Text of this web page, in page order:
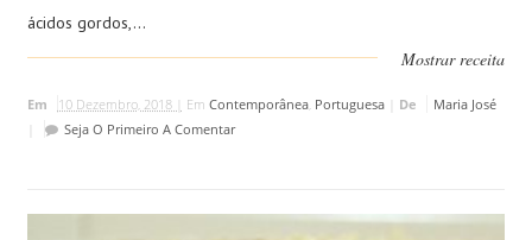
ácidos gordos,...
Mostrar receita
Em 10 Dezembro, 2018 | Em Contemporânea, Portuguesa| De
Maria José
Seja O Primeiro A Comentar